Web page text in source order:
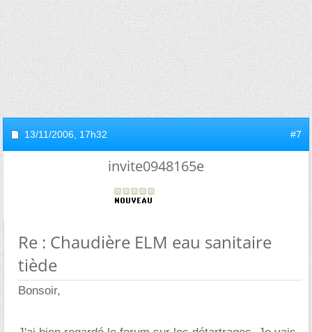
13/11/2006, 17h32 #7
invite0948165e
Re : Chaudière ELM eau sanitaire
tiède
Bonsoir,